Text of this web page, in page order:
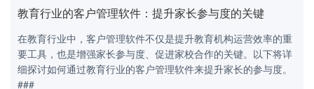
教育行业的客户管理软件：提升家长参与度的关键
在教育行业中，客户管理软件不仅是提升教育机构运营效率的重
要工具，也是增强家长参与度、促进家校合作的关键。以下将详
细探讨如何通过教育行业的客户管理软件来提升家长的参与度。
###